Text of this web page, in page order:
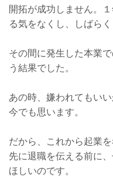
開拓が成功しません。
る気をなくし、しばら
その間に発生した本業
う結果でした。
あの時、嫌われてもい
今でも思います。
だから、これから起業
先に退職を伝える前に
ほしいのです。